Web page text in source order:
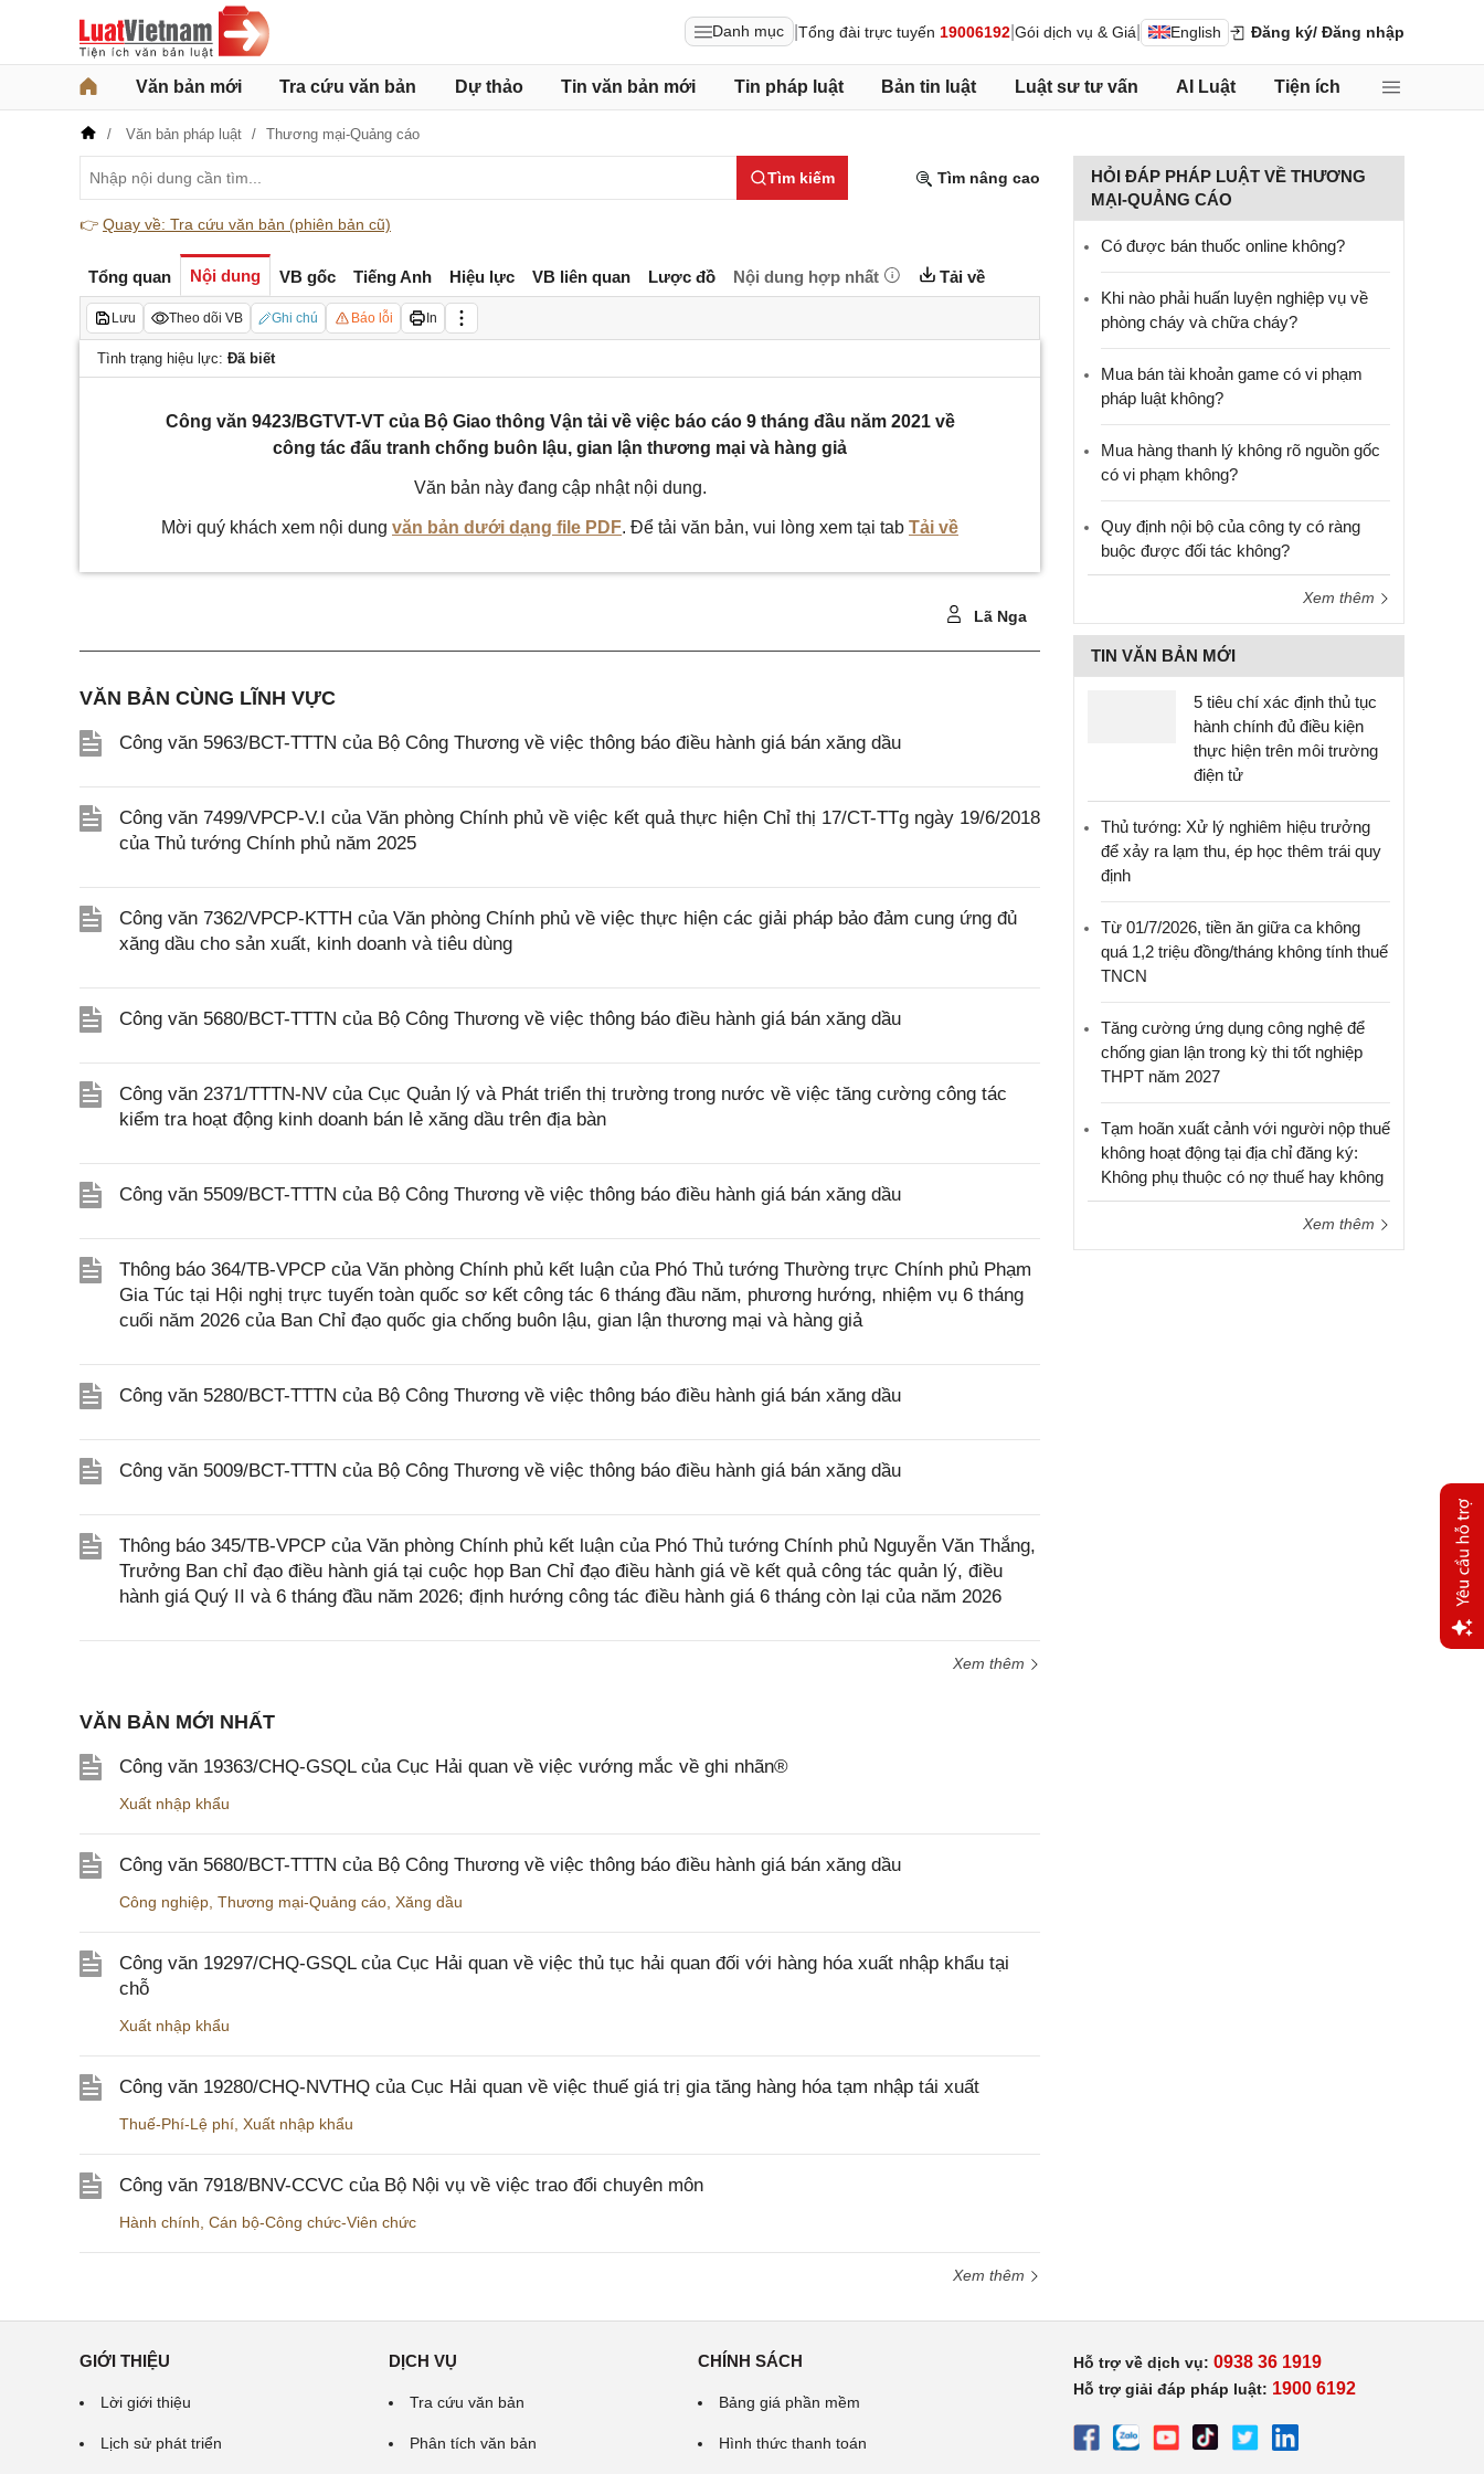
Danh mục Tổng đài trực tuyến 19006192 Gói dịch vụ & Giá English Đăng ký/ Đăng nhập
Văn bản mới Tra cứu văn bản Dự thảo Tin văn bản mới Tin pháp luật Bản tin luật Luật sư tư vấn AI Luật Tiện ích
Văn bản pháp luật Thương mại-Quảng cáo
Tìm kiếm Tìm nâng cao
👉 Quay về: Tra cứu văn bản (phiên bản cũ)
Tổng quan Nội dung VB gốc Tiếng Anh Hiệu lực VB liên quan Lược đồ Nội dung hợp nhất Tải về
Lưu Theo dõi VB Ghi chú Báo lỗi In
Tình trạng hiệu lực: Đã biết
Công văn 9423/BGTVT-VT của Bộ Giao thông Vận tải về việc báo cáo 9 tháng đầu năm 2021 về
công tác đấu tranh chống buôn lậu, gian lận thương mại và hàng giả
Văn bản này đang cập nhật nội dung.
Mời quý khách xem nội dung văn bản dưới dạng file PDF. Để tải văn bản, vui lòng xem tại tab Tải về
Lã Nga
VĂN BẢN CÙNG LĨNH VỰC
Công văn 5963/BCT-TTTN của Bộ Công Thương về việc thông báo điều hành giá bán xăng dầu
Công văn 7499/VPCP-V.I của Văn phòng Chính phủ về việc kết quả thực hiện Chỉ thị 17/CT-TTg ngày 19/6/2018
của Thủ tướng Chính phủ năm 2025
Công văn 7362/VPCP-KTTH của Văn phòng Chính phủ về việc thực hiện các giải pháp bảo đảm cung ứng đủ
xăng dầu cho sản xuất, kinh doanh và tiêu dùng
Công văn 5680/BCT-TTTN của Bộ Công Thương về việc thông báo điều hành giá bán xăng dầu
Công văn 2371/TTTN-NV của Cục Quản lý và Phát triển thị trường trong nước về việc tăng cường công tác
kiểm tra hoạt động kinh doanh bán lẻ xăng dầu trên địa bàn
Công văn 5509/BCT-TTTN của Bộ Công Thương về việc thông báo điều hành giá bán xăng dầu
Thông báo 364/TB-VPCP của Văn phòng Chính phủ kết luận của Phó Thủ tướng Thường trực Chính phủ Phạm
Gia Túc tại Hội nghị trực tuyến toàn quốc sơ kết công tác 6 tháng đầu năm, phương hướng, nhiệm vụ 6 tháng
cuối năm 2026 của Ban Chỉ đạo quốc gia chống buôn lậu, gian lận thương mại và hàng giả
Công văn 5280/BCT-TTTN của Bộ Công Thương về việc thông báo điều hành giá bán xăng dầu
Công văn 5009/BCT-TTTN của Bộ Công Thương về việc thông báo điều hành giá bán xăng dầu
Thông báo 345/TB-VPCP của Văn phòng Chính phủ kết luận của Phó Thủ tướng Chính phủ Nguyễn Văn Thắng,
Trưởng Ban chỉ đạo điều hành giá tại cuộc họp Ban Chỉ đạo điều hành giá về kết quả công tác quản lý, điều
hành giá Quý II và 6 tháng đầu năm 2026; định hướng công tác điều hành giá 6 tháng còn lại của năm 2026
Xem thêm
VĂN BẢN MỚI NHẤT
Công văn 19363/CHQ-GSQL của Cục Hải quan về việc vướng mắc về ghi nhãn®
Xuất nhập khẩu
Công văn 5680/BCT-TTTN của Bộ Công Thương về việc thông báo điều hành giá bán xăng dầu
Công nghiệp Thương mại-Quảng cáo Xăng dầu
Công văn 19297/CHQ-GSQL của Cục Hải quan về việc thủ tục hải quan đối với hàng hóa xuất nhập khẩu tại
chỗ
Xuất nhập khẩu
Công văn 19280/CHQ-NVTHQ của Cục Hải quan về việc thuế giá trị gia tăng hàng hóa tạm nhập tái xuất
Thuế-Phí-Lệ phí Xuất nhập khẩu
Công văn 7918/BNV-CCVC của Bộ Nội vụ về việc trao đổi chuyên môn
Hành chính Cán bộ-Công chức-Viên chức
Xem thêm
HỎI ĐÁP PHÁP LUẬT VỀ THƯƠNG
MẠI-QUẢNG CÁO
Có được bán thuốc online không?
Khi nào phải huấn luyện nghiệp vụ về
phòng cháy và chữa cháy?
Mua bán tài khoản game có vi phạm
pháp luật không?
Mua hàng thanh lý không rõ nguồn gốc
có vi phạm không?
Quy định nội bộ của công ty có ràng
buộc được đối tác không?
Xem thêm
TIN VĂN BẢN MỚI
5 tiêu chí xác định thủ tục
hành chính đủ điều kiện
thực hiện trên môi trường
điện tử
Thủ tướng: Xử lý nghiêm hiệu trưởng
để xảy ra lạm thu, ép học thêm trái quy
định
Từ 01/7/2026, tiền ăn giữa ca không
quá 1,2 triệu đồng/tháng không tính thuế
TNCN
Tăng cường ứng dụng công nghệ để
chống gian lận trong kỳ thi tốt nghiệp
THPT năm 2027
Tạm hoãn xuất cảnh với người nộp thuế
không hoạt động tại địa chỉ đăng ký:
Không phụ thuộc có nợ thuế hay không
Xem thêm
GIỚI THIỆU
Lời giới thiệu
Lịch sử phát triển
DỊCH VỤ
Tra cứu văn bản
Phân tích văn bản
CHÍNH SÁCH
Bảng giá phần mềm
Hình thức thanh toán
Hỗ trợ về dịch vụ: 0938 36 1919
Hỗ trợ giải đáp pháp luật: 1900 6192